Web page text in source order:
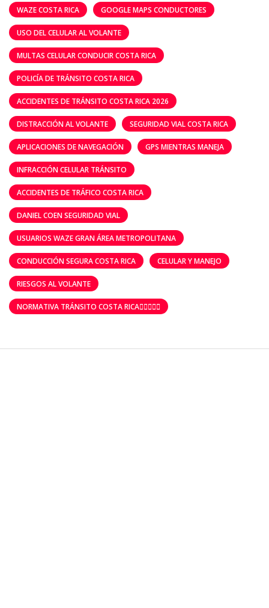
WAZE COSTA RICA GOOGLE MAPS CONDUCTORES
USO DEL CELULAR AL VOLANTE
MULTAS CELULAR CONDUCIR COSTA RICA
POLICÍA DE TRÁNSITO COSTA RICA
ACCIDENTES DE TRÁNSITO COSTA RICA 2026
DISTRACCIÓN AL VOLANTE SEGURIDAD VIAL COSTA RICA
APLICACIONES DE NAVEGACIÓN GPS MIENTRAS MANEJA
INFRACCIÓN CELULAR TRÁNSITO
ACCIDENTES DE TRÁFICO COSTA RICA
DANIEL COEN SEGURIDAD VIAL
USUARIOS WAZE GRAN ÁREA METROPOLITANA
CONDUCCIÓN SEGURA COSTA RICA CELULAR Y MANEJO
RIESGOS AL VOLANTE
NORMATIVA TRÁNSITO COSTA RICA